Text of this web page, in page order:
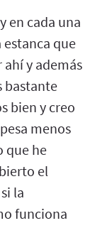
en cada una
que
y además
bastante
bien y creo
menos
que he
el
la
funciona